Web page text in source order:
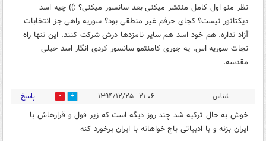
نظر منو اول کامل منتشر میکنی بعد سانسور میکنی؟ :)) چیه اسد
دیکتاتور نیست؟ کجای حرفم غیر منطقی بود؟ سوریه راهی جز انتخابات
آزاد نداره. هم خود اسد هم سایر نامزدها درش شرکت کنند. این تنها راه
نجات سوریه اس. یه جوری کامنتمو سانسور کردی انگار اسد خیلی
مقدسه.
شناس ۲۱:۰۶ - ۱۳۹۴/۱۲/۲۵ 0 پاسخ
خوش به حال ترکیه شد چند روز دیگه است که زیر قول و قرارهاش با
ایران بزنه و با ادبیاتی باج خواهانه با ایران برخورد کنه